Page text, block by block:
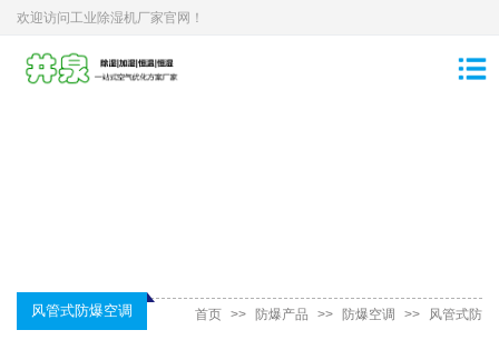
欢迎访问工业除湿机厂家官网！
风管式防爆空调 首页 >> 防爆产品 >> 防爆空调 >> 风管式防